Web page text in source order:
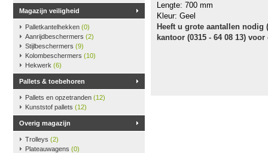
Magazijn veiligheid
Palletkantelhekken (0)
Aanrijdbeschermers (2)
Stijlbeschermers (9)
Kolombeschermers (10)
Hekwerk (6)
Pallets & toebehoren
Pallets en opzetranden (12)
Kunststof pallets (12)
Overig magazijn
Trolleys (2)
Plateauwagens (0)
Lengte: 700 mm
Kleur: Geel
Heeft u grote aantallen
kantoor (0315 - 64 08 13)